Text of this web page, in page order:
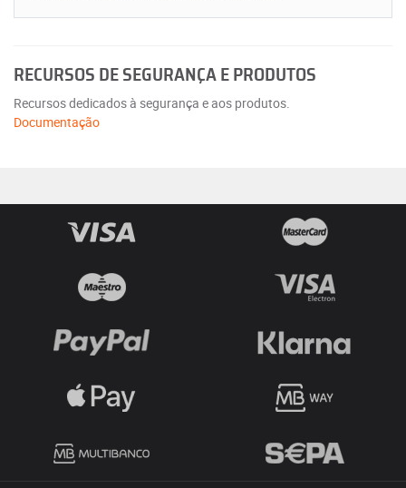
RECURSOS DE SEGURANÇA E PRODUTOS
Recursos dedicados à segurança e aos produtos.
Documentação